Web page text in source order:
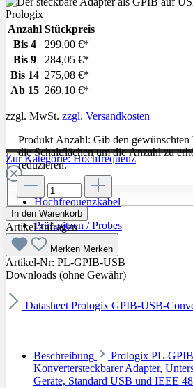
Zur Kategorie: Hochfrequenz
Hochfrequenzkabel
Prüfspitzen / Probes
Anzahl Stückpreis
Bis 4
299,00 €*
Bis 9
284,05 €*
Bis 14 275,08 €*
Ab 15 269,10 €*
zzgl. MwSt. zzgl. Versandkosten
Produkt Anzahl: Gib den gewünschten
die Schaltflächen um die Anzahl zu
reduzieren.
In den Warenkorb
Artikel anfragen
Merken Merken
Artikel-Nr: PL-GPIB-USB
Downloads (ohne Gewähr)
Datasheet Prologix GPIB-USB-
Beschreibung
Prologix PL-
Konvertersteckbarer Adapter,
Geräte, Standard USB und IEEE